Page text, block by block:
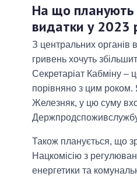
На що планують
видатки у 2023
З центральних органів
гривень хочуть
Секретаріат Кабміну –
порівняно з цим
Железняк, у цю суму
Також планується, що
Нацкомісію з
енергетики та